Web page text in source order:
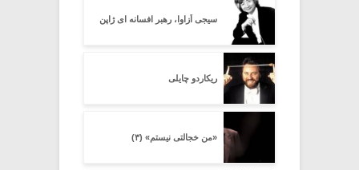
سیجی اُزاوا، رهبر افسانه ای ژاپن
ریکاردو چایلی
«من خجالتی نیستم» (۳)